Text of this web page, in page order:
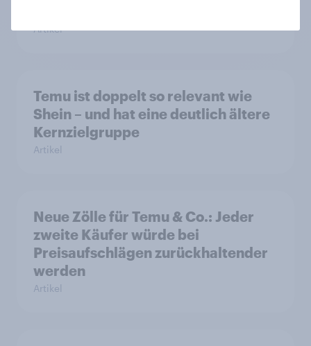
Artikel
Temu ist doppelt so relevant wie
Shein – und hat eine deutlich ältere
Kernzielgruppe
Artikel
Neue Zölle für Temu & Co.: Jeder
zweite Käufer würde bei
Preisaufschlägen zurückhaltender
werden
Artikel